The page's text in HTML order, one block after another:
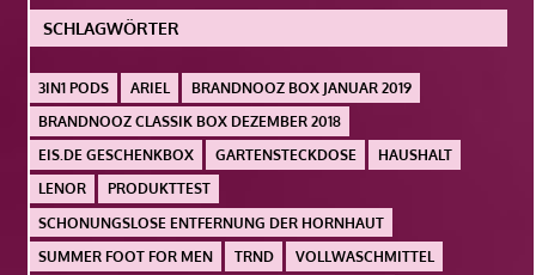
SCHLAGWÖRTER
3IN1 PODS ARIEL
BRANDNOOZ BOX JANUAR 2019
BRANDNOOZ CLASSIK BOX DEZEMBER 2018
EIS.DE GESCHENKBOX
GARTENSTECKDOSE
HAUSHALT
LENOR
PRODUKTTEST
SCHONUNGSLOSE ENTFERNUNG DER HORNHAUT
SUMMER FOOT FOR MEN
TRND
VOLLWASCHMITTEL